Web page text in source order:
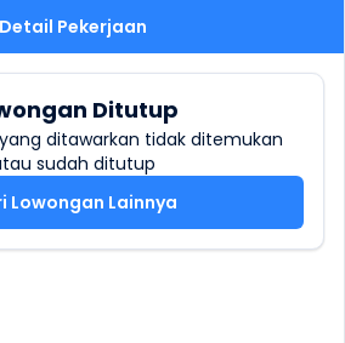
Detail Pekerjaan
Ditutup
ditawarkan tidak ditemukan
sudah ditutup
Lowongan Lainnya